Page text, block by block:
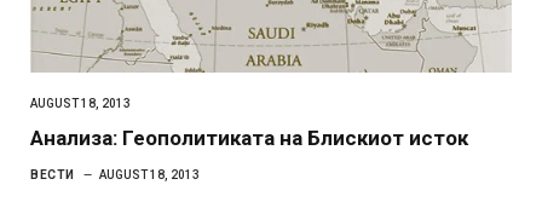
AUGUST 18, 2013
Анализа: Геополитиката на Блискиот исток
ВЕСТИ AUGUST 18, 2013